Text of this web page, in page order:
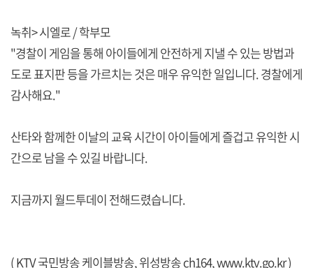
녹취> 시엘로 / 학부모
"경찰이 게임을 통해 아이들에게 안전하게 지낼 수 있는 방법과
도로 표지판 등을 가르치는 것은 매우 유익한 일입니다. 경찰에게
감사해요."
산타와 함께한 이날의 교육 시간이 아이들에게 즐겁고 유익한 시
간으로 남을 수 있길 바랍니다.
지금까지 월드투데이 전해드렸습니다.
( KTV 국민방송 케이블방송, 위성방송 ch164,www.ktv.go.kr)